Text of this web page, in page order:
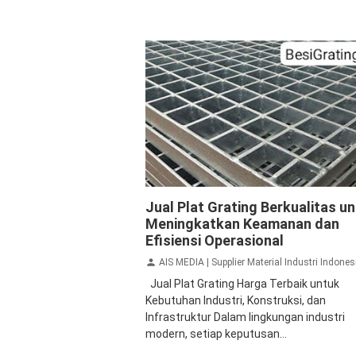
Jual Steel Grating Plat Grating
Jual Plat Grating Berkualitas
Meningkatkan Keamanan dan
Efisiensi Operasional
AIS MEDIA | Supplier Material Industri Indonesia - Steel Grating, Plat Besi, Plat Stainless Steel, Plat Timbal Hitam PB, Lead Glass, Rockwool, Glasswool, Expanded Metal,
Jual Plat Grating Harga Terbaik untuk
Kebutuhan Industri, Konstruksi, dan
Infrastruktur Dalam lingkungan industri
modern, setiap keputusan...